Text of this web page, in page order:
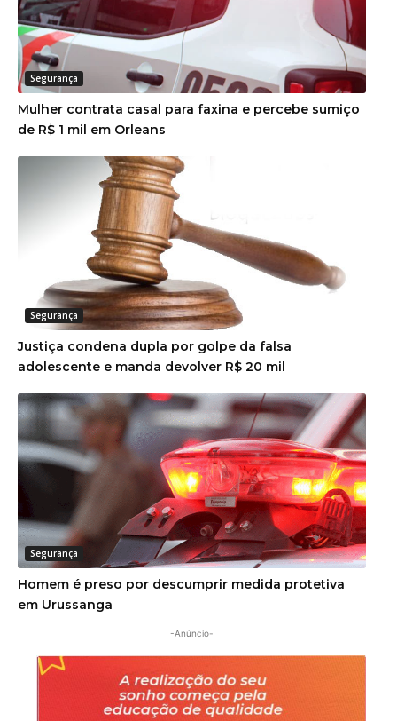
Segurança
Mulher contrata casal para faxina e percebe sumiço
de R$ 1 mil em Orleans
Segurança
Justiça condena dupla por golpe da falsa
adolescente e manda devolver R$ 20 mil
Segurança
Homem é preso por descumprir medida protetiva
em Urussanga
-Anúncio-